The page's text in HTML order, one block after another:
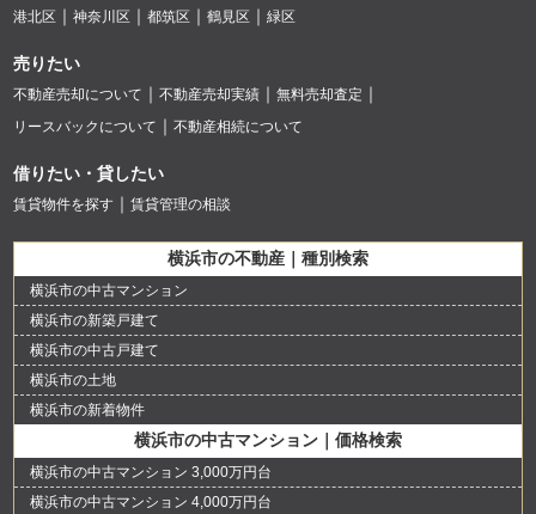
港北区 神奈川区 都筑区 鶴見区 緑区
売りたい
不動産売却について 不動産売却実績
無料売却査定
リースバックについて
不動産相続について
借りたい・貸したい
賃貸物件を探す 賃貸管理の相談
横浜市の不動産｜種別検索
横浜市の中古マンション
横浜市の新築戸建て
横浜市の中古戸建て
横浜市の土地
横浜市の新着物件
横浜市の中古マンション｜価格検索
横浜市の中古マンション 3,000万円台
横浜市の中古マンション 4,000万円台